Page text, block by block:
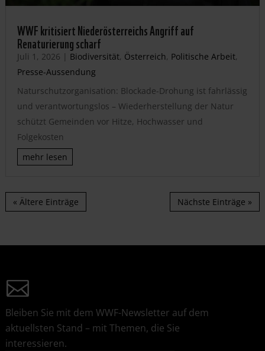
WWF kritisiert Niederösterreichs Angriff auf
Renaturierung scharf
Juli 1, 2026 | Biodiversität, Österreich, Politische Arbeit,
Presse-Aussendung
Naturschutzorganisation: Blockade-Drohung ist fahrlässig
und verantwortungslos – Wiederherstellung der Natur
schützt Gemeinden vor Hitze, Hochwasser und
Folgekosten
mehr lesen
« Ältere Einträge Nächste Einträge »
Bleiben Sie mit dem WWF-Newsletter auf dem
aktuellsten Stand – mit Themen, die Sie
interessieren.